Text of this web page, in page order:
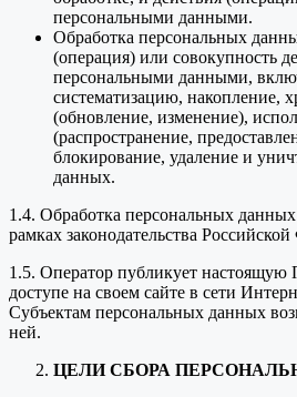
персональными данными.
Обработка персональных
(операция) или совокупность
персональными данными,
систематизацию, накопление,
(обновление, изменение),
(распространение,
блокирование, удаление и
данных.
1.4. Обработка персональных данных
рамках законодательства
1.5. Оператор публикует настоящую
доступе на своем сайте в сети
Субъектам персональных данных
ней.
ЦЕЛИ СБОРА